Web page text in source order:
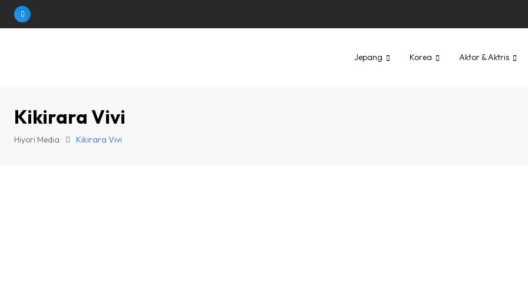
Skip
Jepang Korea Aktor & Aktris
Kikirara Vivi
Hiyori Media Kikirara Vivi